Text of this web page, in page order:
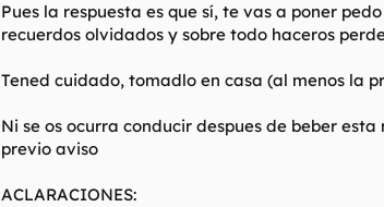
Pues la respuesta es que sí, te vas a poner
recuerdos olvidados y sobre todo haceros
Tened cuidado, tomadlo en casa (al menos la
Ni se os ocurra conducir despues de beber
previo aviso
ACLARACIONES: